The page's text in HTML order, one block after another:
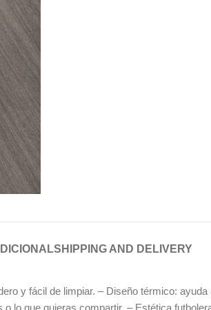
SHIPPING AND DELIVERY
y fácil de limpiar. – Diseño térmico: